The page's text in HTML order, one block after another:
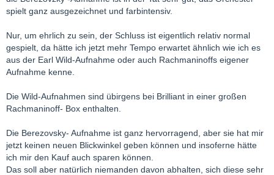
spielt ganz ausgezeichnet und farbintensiv.
Nur, um ehrlich zu sein, der Schluss ist eigentlich relativ normal
gespielt, da hätte ich jetzt mehr Tempo erwartet ähnlich wie ich es
aus der Earl Wild-Aufnahme oder auch Rachmaninoffs eigener
Aufnahme kenne.
Die Wild-Aufnahmen sind übirgens bei Brilliant in einer großen
Rachmaninoff- Box enthalten.
Die Berezovsky- Aufnahme ist ganz hervorragend, aber sie hat mir
jetzt keinen neuen Blickwinkel geben können und insoferne hätte
ich mir den Kauf auch sparen können.
Das soll aber natürlich niemanden davon abhalten, sich diese sehr